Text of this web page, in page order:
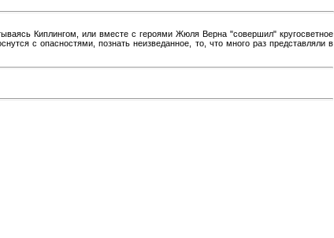
Киплингом, или вместе с героями Жюля Верна "совершил" кругосветное
с опасностями, познать неизведанное, то, что много раз представляли в